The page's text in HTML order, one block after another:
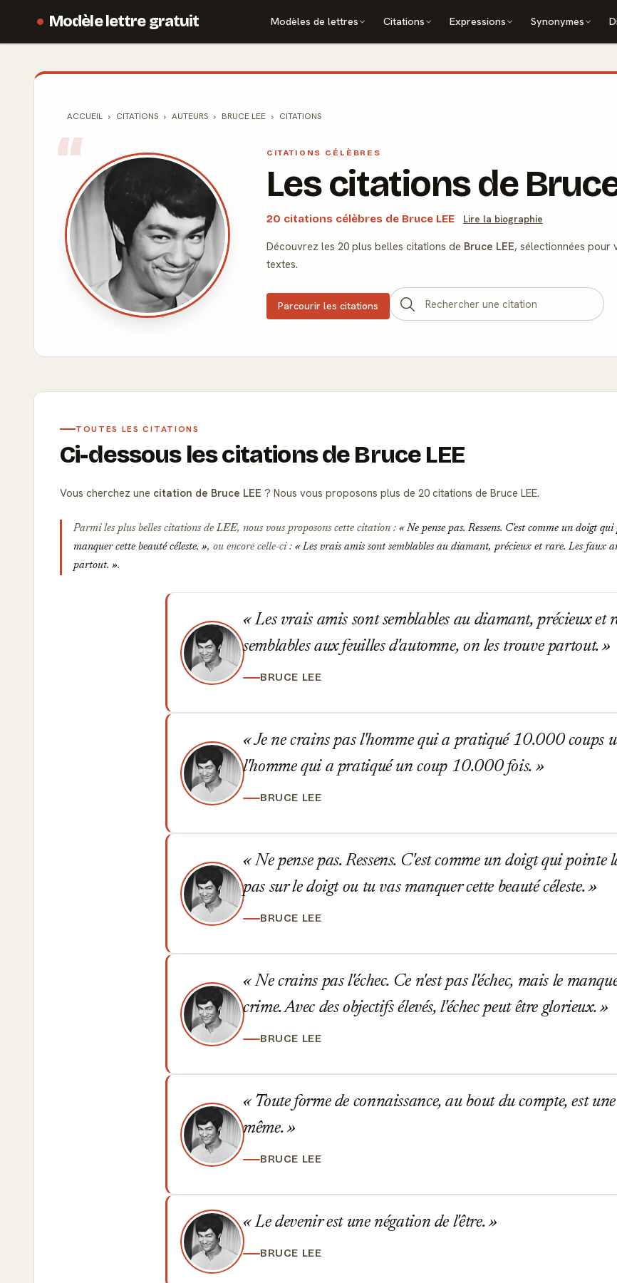
Modèle lettre gratuit Modèles de lettres Citations Expressions Synonymes
ACCUEIL CITATIONS AUTEURS BRUCE LEE CITATIONS
CITATIONS CÉLÈBRES
Les citations de
20 citations célèbres de Bruce LEE Lire la biographie
Découvrez les 20 plus belles citations de Bruce LEE, sélectionnées pour
textes.
Parcourir les citations
TOUTES LES CITATIONS
Ci-dessous les citations de Bruce LEE
Vous cherchez une citation de Bruce LEE ? Nous vous proposons plus de 20 citations de Bruce LEE.
Parmi les plus belles citations de LEE, nous vous proposons cette citation :
Ne pense pas. Ressens. C'est comme un doigt
manquer cette beauté céleste.
, ou encore celle-ci :
Les vrais amis sont semblables au diamant, précieux et rare. Les faux
partout.
.
Les vrais amis sont semblables au diamant, précieux et
semblables aux feuilles d'automne, on les trouve partout.
BRUCE LEE
Je ne crains pas l'homme qui a pratiqué 10.000 coups
l'homme qui a pratiqué un coup 10.000 fois.
BRUCE LEE
Ne pense pas. Ressens. C'est comme un doigt qui pointe
pas sur le doigt ou tu vas manquer cette beauté céleste.
BRUCE LEE
Ne crains pas l'échec. Ce n'est pas l'échec, mais le
crime. Avec des objectifs élevés, l'échec peut être glorieux.
BRUCE LEE
Toute forme de connaissance, au bout du compte, est
même.
BRUCE LEE
Le devenir est une négation de l'être.
BRUCE LEE